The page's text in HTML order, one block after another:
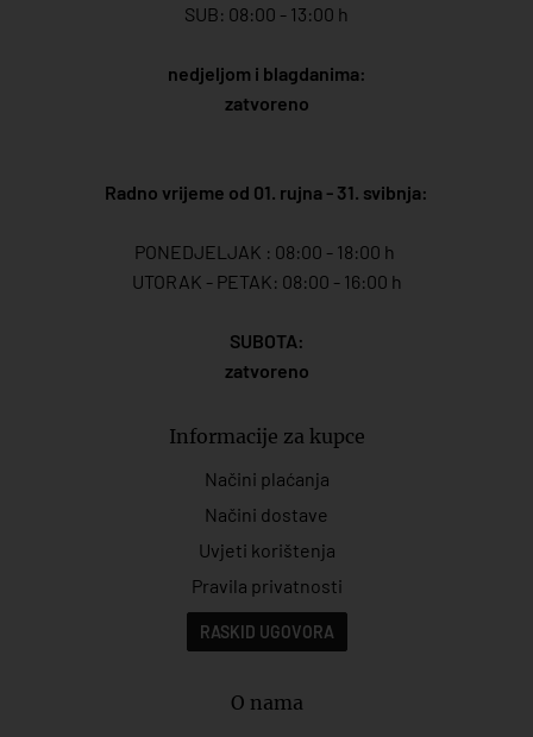
SUB: 08:00 - 13:00 h
nedjeljom i blagdanima:
zatvoreno
Radno vrijeme od 01. rujna - 31. svibnja:
PONEDJELJAK : 08:00 - 18:00 h
UTORAK - PETAK: 08:00 - 16:00 h
SUBOTA:
zatvoreno
Informacije za kupce
Načini plaćanja
Načini dostave
Uvjeti korištenja
Pravila privatnosti
RASKID UGOVORA
O nama